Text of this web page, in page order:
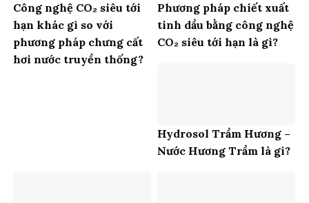
Công nghệ CO₂ siêu tới
hạn khác gì so với
phương pháp chưng cất
hơi nước truyền thống?
Phương pháp chiết xuất
tinh dầu bằng công nghệ
CO₂ siêu tới hạn là gì?
Hydrosol Trầm Hương –
Nước Hương Trầm là gì?